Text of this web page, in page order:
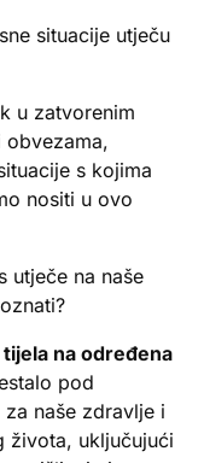
situacije utječu
u zatvorenim
s kojima
nositi u ovo
utječe na naše
na određena
pod
za naše zdravlje i
života, uključujući